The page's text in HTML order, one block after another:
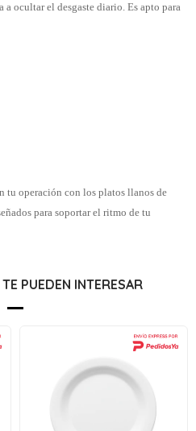
ocultar el desgaste diario. Es apto para
tu operación con los platos llanos de
para soportar el ritmo de tu
PUEDEN INTERESAR